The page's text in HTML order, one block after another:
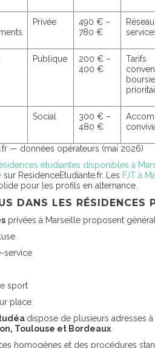
Privée
490 € –
780 €
Publique
200 € –
400 €
Tarifs
Social
300 € –
480 €
— données opérateurs (mai 2026)
étudiantes disponibles à
sur ResidenceEtudiante.fr. Les FJT à
pour les profils en alternance.
DANS LES RÉSIDENCES
privées à Marseille proposent
service
sport
place
dispose de plusieurs adresses à
Toulouse et Bordeaux
homogènes et des procédures